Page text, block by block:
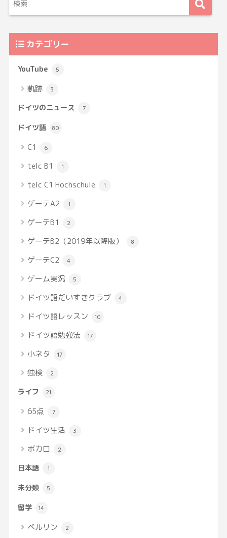
カテゴリー
YouTube 5
軌跡 3
ドイツのニュース 7
ドイツ語 80
C1 6
telc B1 1
telc C1 Hochschule 1
ゲーテA2 1
ゲーテB1 2
ゲーテB2（2019年以降版） 8
ゲーテC2 4
ゲーム実況 5
ドイツ語だいすきクラブ 4
ドイツ語レッスン 10
ドイツ語勉強法 17
小ネタ 17
独検 2
ライフ 21
65点 7
ドイツ生活 3
ボカロ 2
日本語 1
未分類 5
留学 14
ベルリン 2